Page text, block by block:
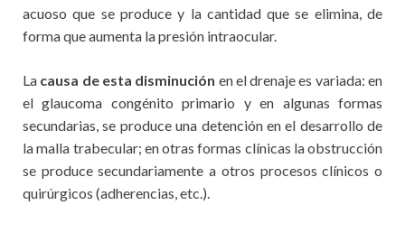
acuoso que se produce y la cantidad que se elimina, de
forma que aumenta la presión intraocular.
La causa de esta disminución en el drenaje es variada: en
el glaucoma congénito primario y en algunas formas
secundarias, se produce una detención en el desarrollo de
la malla trabecular; en otras formas clínicas la obstrucción
se produce secundariamente a otros procesos clínicos o
quirúrgicos (adherencias, etc.).